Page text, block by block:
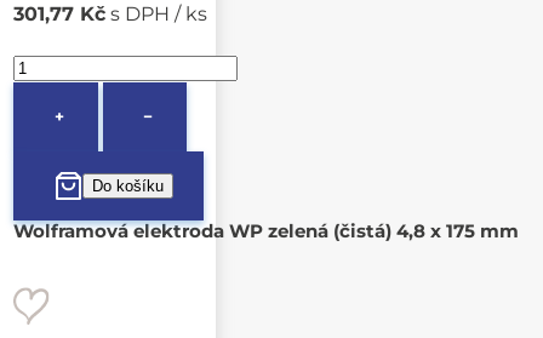
301,77 Kč s DPH / ks
+ −
Wolframová elektroda WP zelená (čistá) 4,8 x 175 mm